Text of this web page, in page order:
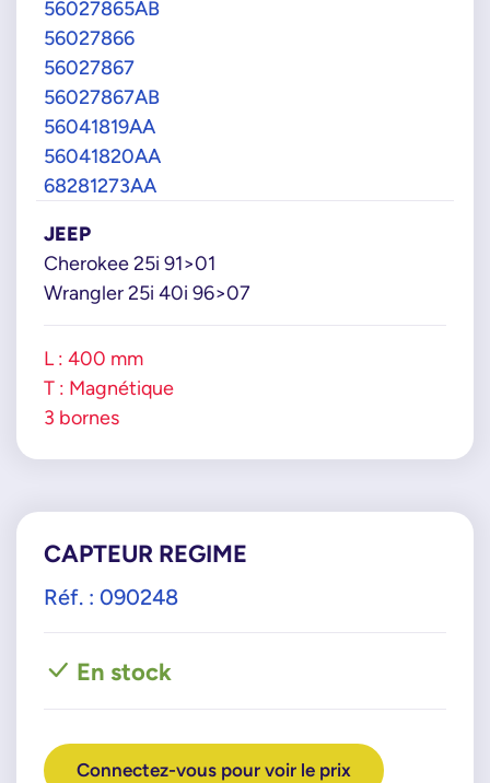
56027865AB
56027866
56027867
56027867AB
56041819AA
56041820AA
68281273AA
JEEP
Cherokee 25i 91>01
Wrangler 25i 40i 96>07
L : 400 mm
T : Magnétique
3 bornes
CAPTEUR REGIME
Réf. : 090248
En stock
Connectez-vous pour voir le prix